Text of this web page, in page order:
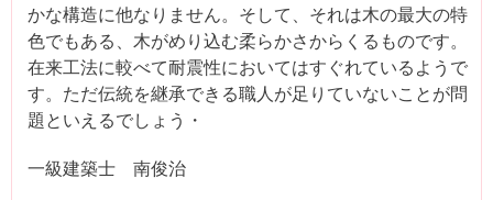
かな構造に他なりません。そして、それは木の最大の特
色でもある、木がめり込む柔らかさからくるものです。
在来工法に較べて耐震性においてはすぐれているようで
す。ただ伝統を継承できる職人が足りていないことが問
題といえるでしょう・
一級建築士 南俊治